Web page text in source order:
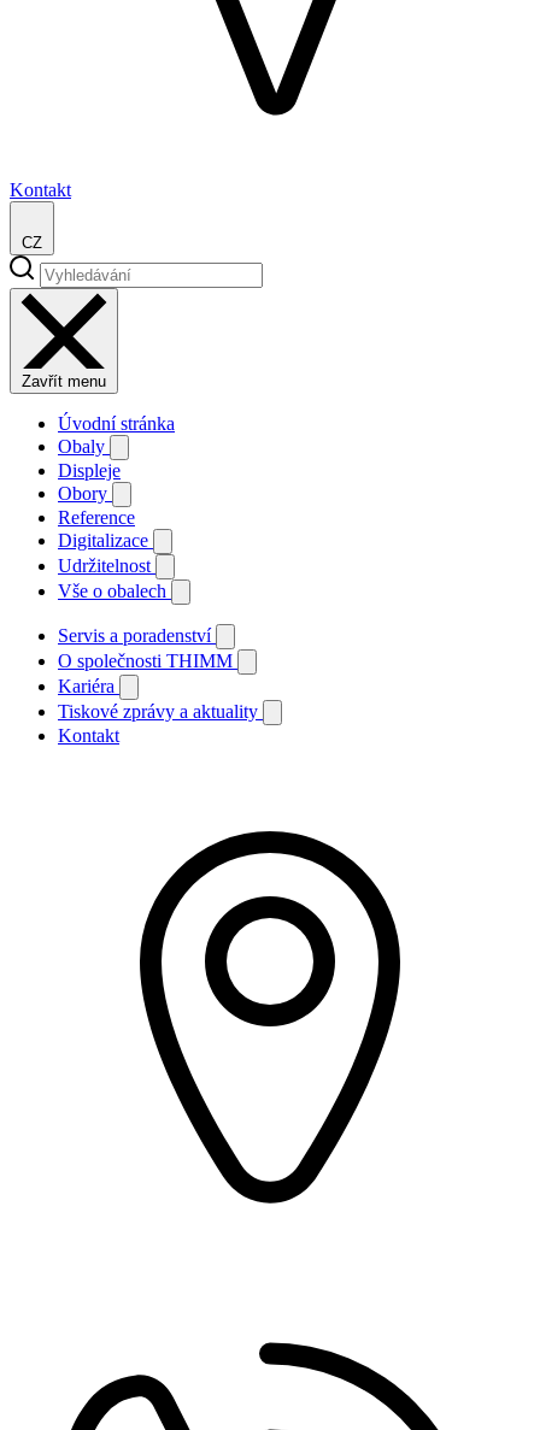
Kontakt
CZ
Zavřít menu
Úvodní stránka
Obaly
Displeje
Obory
Reference
Digitalizace
Udržitelnost
Vše o obalech
Servis a poradenství
O společnosti THIMM
Kariéra
Tiskové zprávy a aktuality
Kontakt